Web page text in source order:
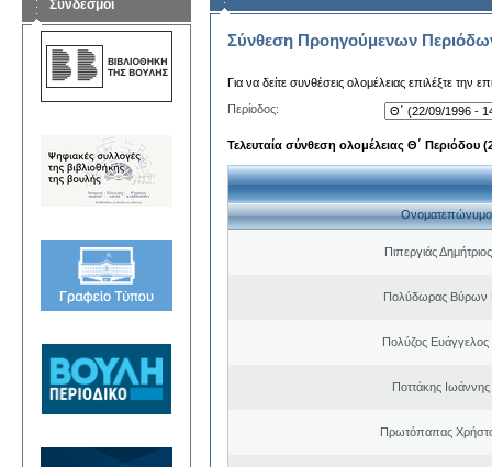
Σύνδεσμοι
Σύνθεση Προηγούμενων
Για να δείτε συνθέσεις ολομέλειας επιλέξτε την
Περίοδος:
Τελευταία σύνθεση ολομέλειας Θ΄ Περιόδου
Ονοματεπώνυμο
Πιπεργιάς
Πολύδωρας Βύρων
Πολύζος Ευάγγελος
Ποττάκης
Πρωτόπαπας